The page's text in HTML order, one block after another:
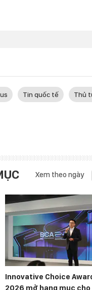
Tin quốc tế Thủ
Xem theo ngày
Innovative Choice
2026 mở hạng mục cho